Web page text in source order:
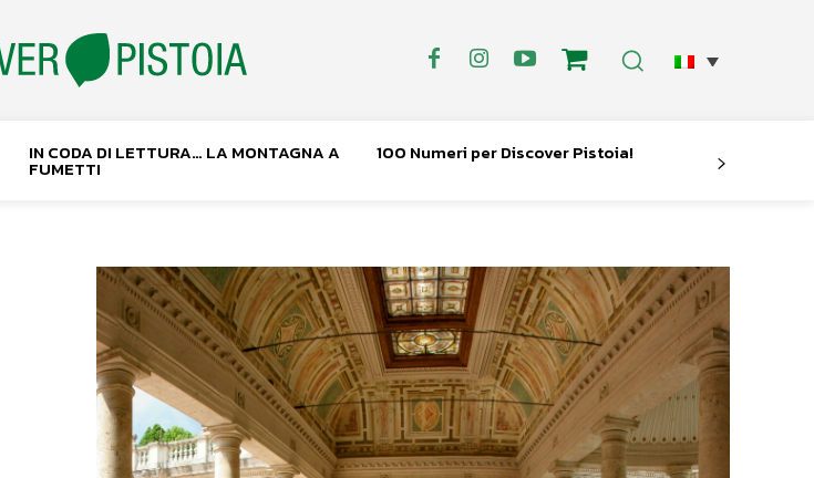
IN CODA DI LETTURA… LA MONTAGNA A
FUMETTI
100 Numeri per Discover Pistoia!